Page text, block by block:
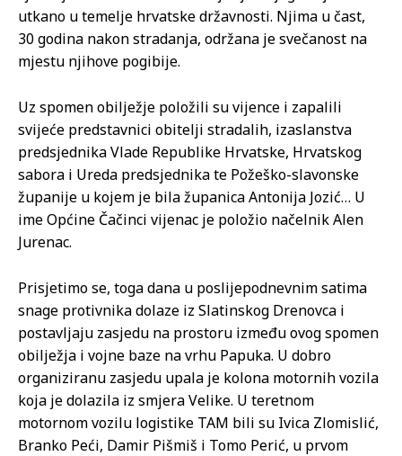
utkano u temelje hrvatske državnosti. Njima u čast,
30 godina nakon stradanja, održana je svečanost na
mjestu njihove pogibije.
Uz spomen obilježje položili su vijence i zapalili
svijeće predstavnici obitelji stradalih, izaslanstva
predsjednika Vlade Republike Hrvatske, Hrvatskog
sabora i Ureda predsjednika te Požeško-slavonske
županije u kojem je bila županica Antonija Jozić… U
ime Općine Čačinci vijenac je položio načelnik Alen
Jurenac.
Prisjetimo se, toga dana u poslijepodnevnim satima
snage protivnika dolaze iz Slatinskog Drenovca i
postavljaju zasjedu na prostoru između ovog spomen
obilježja i vojne baze na vrhu Papuka. U dobro
organiziranu zasjedu upala je kolona motornih vozila
koja je dolazila iz smjera Velike. U teretnom
motornom vozilu logistike TAM bili su Ivica Zlomislić,
Branko Peći, Damir Pišmiš i Tomo Perić, u prvom